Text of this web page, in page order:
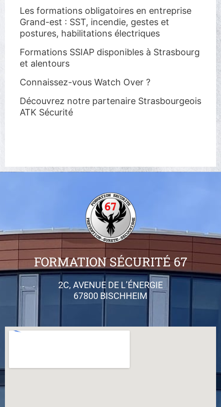
Les formations obligatoires en entreprise
Grand-est : SST, incendie, gestes et
postures, habilitations électriques
Formations SSIAP disponibles à Strasbourg
et alentours
Connaissez-vous Watch Over ?
Découvrez notre partenaire Strasbourgeois
ATK Sécurité
FORMATION SÉCURITÉ 67
2C, AVENUE DE L’ÉNERGIE
67800 BISCHHEIM